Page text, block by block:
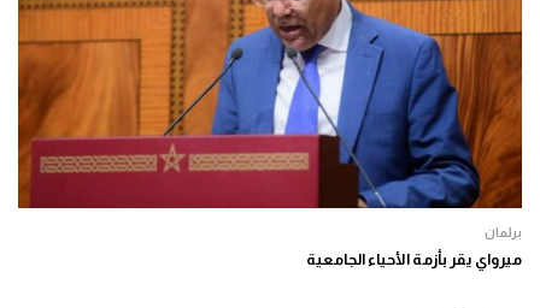
برلمان
ميرواي يقر بأزمة الأحياء الجامعية